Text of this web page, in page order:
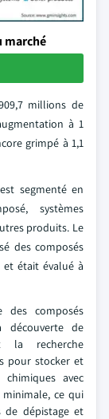
marché
millions de
à 1
grimpé à 1,1
segmenté en
systèmes
produits. Le
des composés
était évalué à
des composés
de
la recherche
pour stocker et
avec
ce qui
de dépistage et